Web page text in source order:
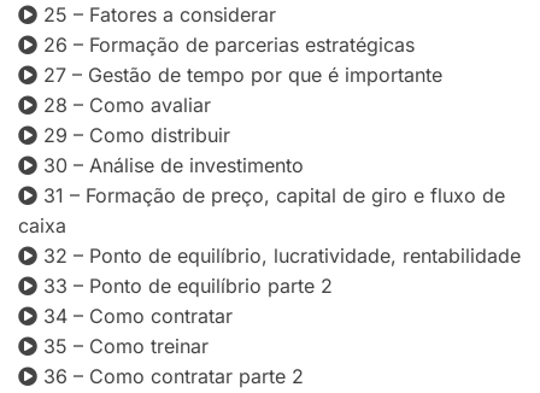
25 – Fatores a considerar
26 – Formação de parcerias estratégicas
27 – Gestão de tempo por que é importante
28 – Como avaliar
29 – Como distribuir
30 – Análise de investimento
31 – Formação de preço, capital de giro e fluxo de
caixa
32 – Ponto de equilíbrio, lucratividade, rentabilidade
33 – Ponto de equilíbrio parte 2
34 – Como contratar
35 – Como treinar
36 – Como contratar parte 2